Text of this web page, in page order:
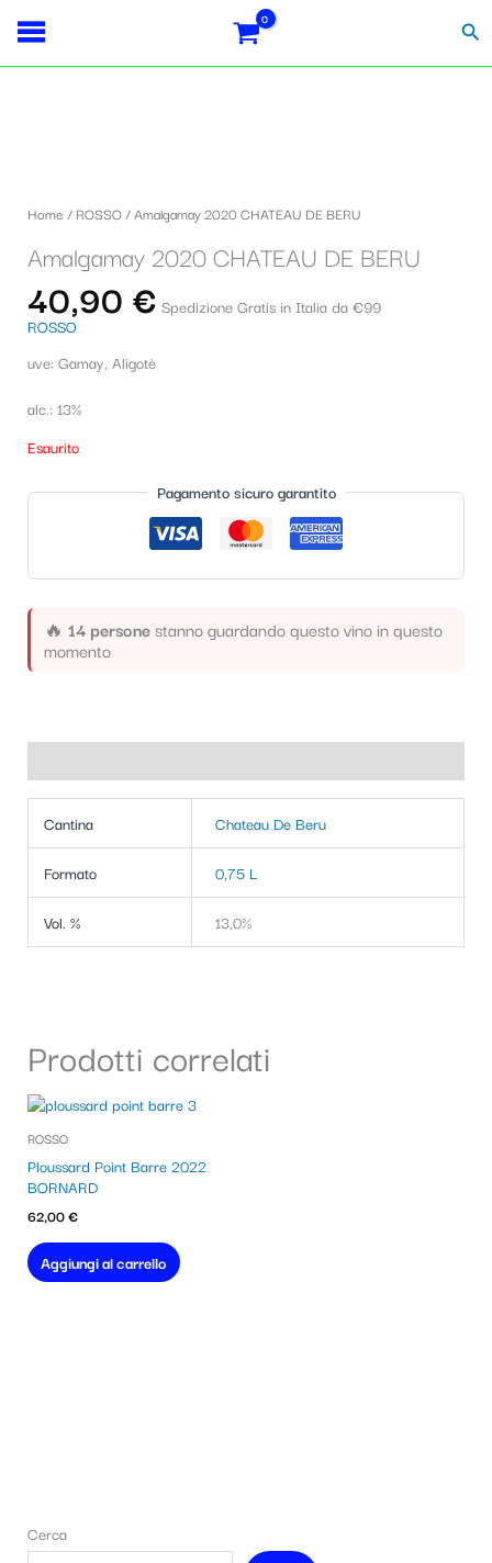
contenuto
Home / ROSSO/ Amalgamay 2020 CHATEAU DE BERU
Amalgamay 2020 CHATEAU DE BERU
40,90 € Spedizione Gratis in Italia da €99
ROSSO
uve: Gamay, Aligotè
alc.: 13%
Esaurito
Pagamento sicuro garantito
🔥 14 personestanno guardando questo vino in questo
momento
Cantina Chateau De Beru
Formato 0,75 L
Vol. % 13,0%
Prodotti correlati
ROSSO
Ploussard Point Barre 2022
BORNARD
62,00€
Aggiungi al carrello
Cerca
S
o
n
a
u
n
a
c
g
o
fiscale:
Carrello: